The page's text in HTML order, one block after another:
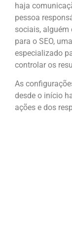
haja
pessoa
sociais, alguém
para o SEO,
especializado
controlar os
As
desde o início
ações e dos